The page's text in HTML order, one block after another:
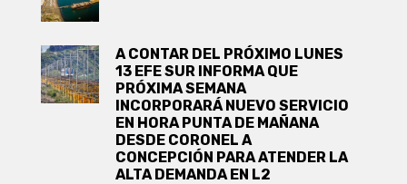
A CONTAR DEL PRÓXIMO LUNES
13 EFE SUR INFORMA QUE
PRÓXIMA SEMANA
INCORPORARÁ NUEVO SERVICIO
EN HORA PUNTA DE MAÑANA
DESDE CORONEL A
CONCEPCIÓN PARA ATENDER LA
ALTA DEMANDA EN L2